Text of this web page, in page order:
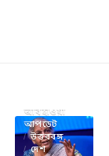
আবহাওয়া
আপডেট
উত্তরবঙ্গ
দেশ